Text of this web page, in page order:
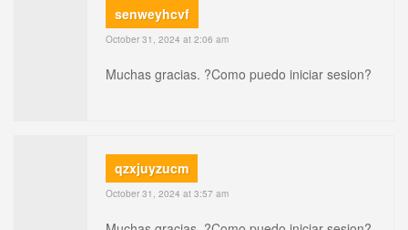
senweyhcvf
October 31, 2024 at 2:06 am
Muchas gracias. ?Como puedo iniciar sesion?
qzxjuyzucm
October 31, 2024 at 3:57 am